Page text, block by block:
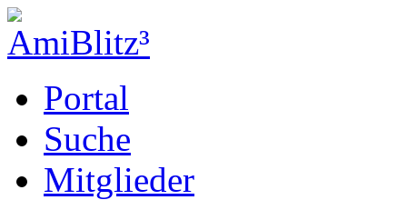
Portal
Suche
Mitglieder